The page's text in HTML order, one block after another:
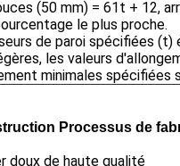
(50 mm) = 61t + 12,
le plus proche.
de paroi spécifiées
les valeurs
minimales
Processus de